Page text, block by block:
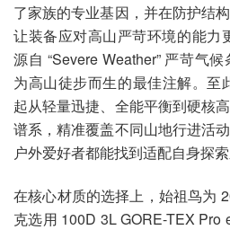
了家族的专业基因，并在防护结
让装备应对高山严苛环境的能力
源自 “Severe Weather” 严苛气
为高山徒步而生的最佳注解。至
起从轻量迅捷、全能平衡到硬核
谱系，精准覆盖不同山地行进活
户外爱好者都能找到适配自身探
在核心材质的选择上，始祖鸟为
克选用 100D 3L GORE-TEX